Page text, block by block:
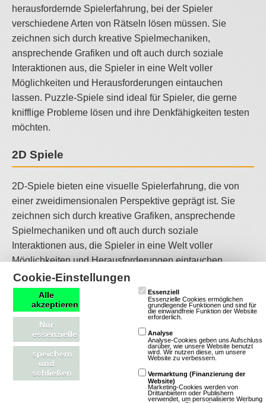
herausfordernde Spielerfahrung, bei der Spieler
verschiedene Arten von Rätseln lösen müssen. Sie
zeichnen sich durch kreative Spielmechaniken,
ansprechende Grafiken und oft auch durch soziale
Interaktionen aus, die Spieler in eine Welt voller
Möglichkeiten und Herausforderungen eintauchen
lassen. Puzzle-Spiele sind ideal für Spieler, die gerne
knifflige Probleme lösen und ihre Denkfähigkeiten testen
möchten.
2D Spiele
2D-Spiele bieten eine visuelle Spielerfahrung, die von
einer zweidimensionalen Perspektive geprägt ist. Sie
zeichnen sich durch kreative Grafiken, ansprechende
Spielmechaniken und oft auch durch soziale
Interaktionen aus, die Spieler in eine Welt voller
Möglichkeiten und Herausforderungen eintauchen
lassen. 2D-Spiele sind ideal für Spieler, die eine kreative
und entspannte Spielerfahrung suchen und sich in einer
Welt voller Fantasie und Möglichkeiten verlieren
möchten.
Musik-Spiele
Musikspiele bieten eine interaktive Erfahrung, bei der
Spieler im Rhythmus der Musik spielen und oft auch
Cookie-Einstellungen
Alle
akzeptieren
Nur
essenzielle
speichern
und
schließen
Essenziell
Essenzielle Cookies ermöglichen
grundlegende Funktionen und sind für
die einwandfreie Funktion der Website
erforderlich.
Analyse
Analyse-Cookies geben uns Aufschluss
darüber, wie unsere Website benutzt
wird. Wir nutzen diese, um unsere
Website zu verbessern.
Vermarktung (Finanzierung der
Website)
Marketing-Cookies werden von
Drittanbietern oder Publishern
verwendet, um personalisierte Werbung